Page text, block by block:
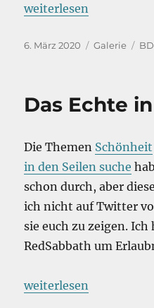
„Ein Blick in die
weiterlesen
Veröffentlicht
6. März 2020 Format
Galerie
Das Echte
Die Themen Schönheit
in den Seilen suche
schon durch, aber
ich nicht auf Twitter
sie euch zu zeigen.
RedSabbath um
„Das Echte in der Tiefe“
weiterlesen